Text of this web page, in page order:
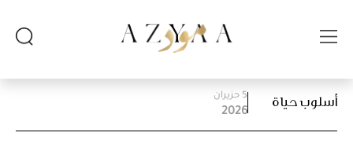
أسلوب حياة 5 حزيران
2026